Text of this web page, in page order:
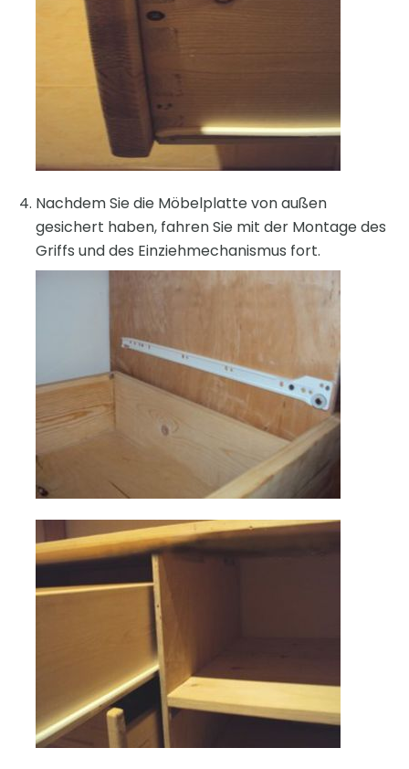
Nachdem Sie die Möbelplatte von außen
gesichert haben, fahren Sie mit der Montage des
Griffs und des Einziehmechanismus fort.